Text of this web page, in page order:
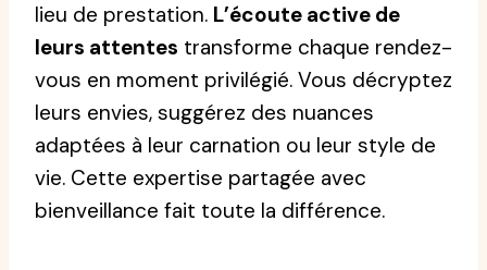
lieu de prestation. L’écoute active de
leurs attentes transforme chaque rendez-
vous en moment privilégié. Vous décryptez
leurs envies, suggérez des nuances
adaptées à leur carnation ou leur style de
vie. Cette expertise partagée avec
bienveillance fait toute la différence.